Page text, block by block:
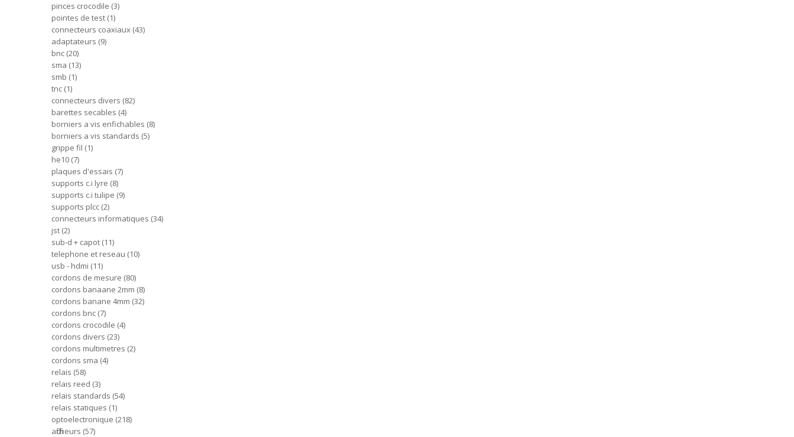
pinces crocodile 3
pointes de test 1
connecteurs coaxiaux 43
adaptateurs 9
bnc 20
sma 13
smb 1
tnc 1
connecteurs divers 82
barettes secables 4
borniers a vis enfichables 8
borniers a vis standards 5
grippe fil 1
he10 7
plaques d'essais 7
supports c.i lyre 8
supports c.i tulipe 9
supports plcc 2
connecteurs informatiques 34
jst 2
sub-d + capot 11
telephone et reseau 10
usb - hdmi 11
cordons de mesure 80
cordons banaane 2mm 8
cordons banane 4mm 32
cordons bnc 7
cordons crocodile 4
cordons divers 23
cordons multimetres 2
cordons sma 4
relais 58
relais reed 3
relais standards 54
relais statiques 1
optoelectronique 218
afficheurs 57